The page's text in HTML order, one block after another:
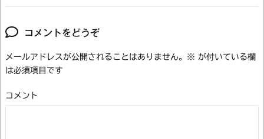
コメントをどうぞ
メールアドレスが公開されることはありません。 ※ が付いている欄
は必須項目です
コメント